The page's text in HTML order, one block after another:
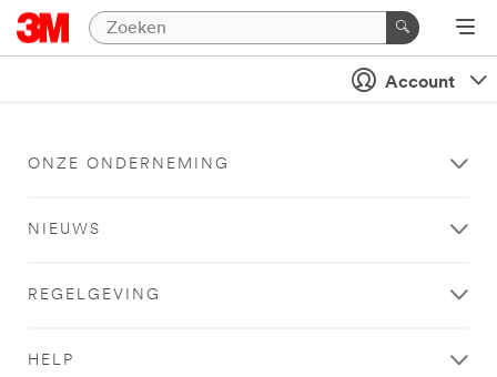
Account
ONZE ONDERNEMING
NIEUWS
REGELGEVING
HELP